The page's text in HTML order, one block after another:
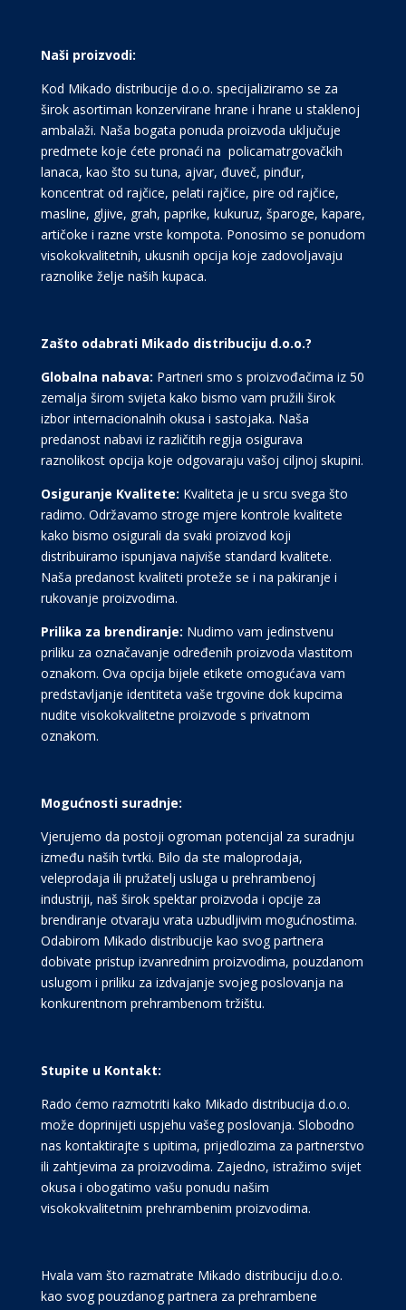
Naši proizvodi:
Kod Mikado distribucije d.o.o. specijaliziramo se za
širok asortiman konzervirane hrane i hrane u staklenoj
ambalaži. Naša bogata ponuda proizvoda uključuje
predmete koje ćete pronaći na policamatrgovačkih
lanaca, kao što su tuna, ajvar, đuveč, pinđur,
koncentrat od rajčice, pelati rajčice, pire od rajčice,
masline, gljive, grah, paprike, kukuruz, šparoge, kapare,
artičoke i razne vrste kompota. Ponosimo se ponudom
visokokvalitetnih, ukusnih opcija koje zadovoljavaju
raznolike želje naših kupaca.
Zašto odabrati Mikado distribuciju d.o.o.?
Globalna nabava: Partneri smo s proizvođačima iz 50
zemalja širom svijeta kako bismo vam pružili širok
izbor internacionalnih okusa i sastojaka. Naša
predanost nabavi iz različitih regija osigurava
raznolikost opcija koje odgovaraju vašoj ciljnoj skupini.
Osiguranje Kvalitete: Kvaliteta je u srcu svega što
radimo. Održavamo stroge mjere kontrole kvalitete
kako bismo osigurali da svaki proizvod koji
distribuiramo ispunjava najviše standard kvalitete.
Naša predanost kvaliteti proteže se i na pakiranje i
rukovanje proizvodima.
Prilika za brendiranje: Nudimo vam jedinstvenu
priliku za označavanje određenih proizvoda vlastitom
oznakom. Ova opcija bijele etikete omogućava vam
predstavljanje identiteta vaše trgovine dok kupcima
nudite visokokvalitetne proizvode s privatnom
oznakom.
Mogućnosti suradnje:
Vjerujemo da postoji ogroman potencijal za suradnju
između naših tvrtki. Bilo da ste maloprodaja,
veleprodaja ili pružatelj usluga u prehrambenoj
industriji, naš širok spektar proizvoda i opcije za
brendiranje otvaraju vrata uzbudljivim mogućnostima.
Odabirom Mikado distribucije kao svog partnera
dobivate pristup izvanrednim proizvodima, pouzdanom
uslugom i priliku za izdvajanje svojeg poslovanja na
konkurentnom prehrambenom tržištu.
Stupite u Kontakt:
Rado ćemo razmotriti kako Mikado distribucija d.o.o.
može doprinijeti uspjehu vašeg poslovanja. Slobodno
nas kontaktirajte s upitima, prijedlozima za partnerstvo
ili zahtjevima za proizvodima. Zajedno, istražimo svijet
okusa i obogatimo vašu ponudu našim
visokokvalitetnim prehrambenim proizvodima.
Hvala vam što razmatrate Mikado distribuciju d.o.o.
kao svog pouzdanog partnera za prehrambene